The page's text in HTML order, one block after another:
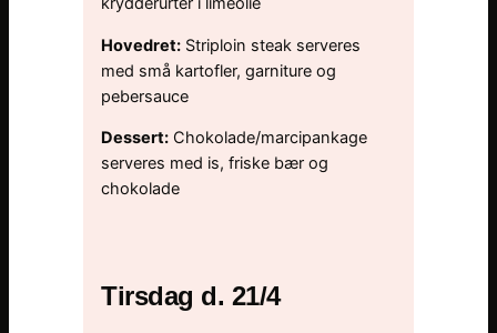
Hovedret: Striploin steak serveres
med små kartofler, garniture og
pebersauce
Dessert: Chokolade/marcipankage
serveres med is, friske bær og
chokolade
Tirsdag d. 21/4